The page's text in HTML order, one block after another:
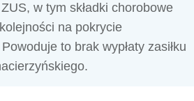
w tym składki chorobowe
na pokrycie
to brak wypłaty zasiłku